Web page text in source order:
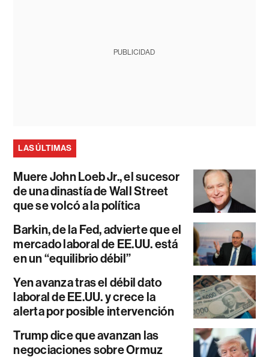
PUBLICIDAD
LAS ÚLTIMAS
Muere John Loeb Jr., el sucesor
de una dinastía de Wall Street
que se volcó a la política
Barkin, de la Fed, advierte que el
mercado laboral de EE.UU. está
en un “equilibrio débil”
Yen avanza tras el débil dato
laboral de EE.UU. y crece la
alerta por posible intervención
Trump dice que avanzan las
negociaciones sobre Ormuz